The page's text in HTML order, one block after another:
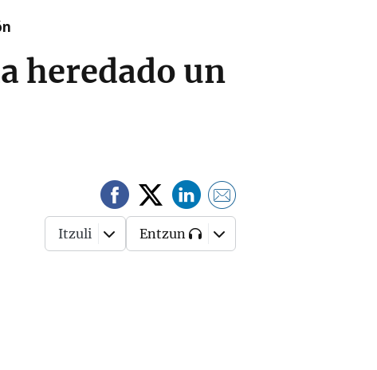
heredado un
Itzuli Entzun